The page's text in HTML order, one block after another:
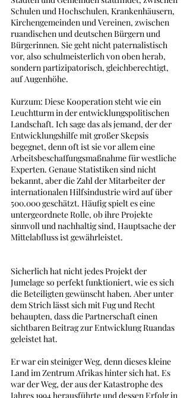
Schulen und Hochschulen, Krankenhäusern,
Kirchengemeinden und Vereinen, zwischen
ruandischen und deutschen Bürgern und
Bürgerinnen. Sie geht nicht paternalistisch
vor, also schulmeisterlich von oben herab,
sondern partizipatorisch, gleichberechtigt,
auf Augenhöhe.
Kurzum: Diese Kooperation steht wie ein
Leuchtturm in der entwicklungspolitischen
Landschaft. Ich sage das als jemand, der der
Entwicklungshilfe mit großer Skepsis
begegnet, denn oft ist sie vor allem eine
Arbeitsbeschaffungsmaßnahme für westliche
Experten. Genaue Statistiken sind nicht
bekannt, aber die Zahl der Mitarbeiter der
internationalen Hilfsindustrie wird auf über
500.000 geschätzt. Häufig spielt es eine
untergeordnete Rolle, ob ihre Projekte
sinnvoll und nachhaltig sind, Hauptsache der
Mittelabfluss ist gewährleistet.
Sicherlich hat nicht jedes Projekt der
Jumelage so perfekt funktioniert, wie es sich
die Beteiligten gewünscht haben. Aber unter
dem Strich lässt sich mit Fug und Recht
behaupten, dass die Partnerschaft einen
sichtbaren Beitrag zur Entwicklung Ruandas
geleistet hat.
Er war ein steiniger Weg, denn dieses kleine
Land im Zentrum Afrikas hinter sich hat. Es
war der Weg, der aus der Katastrophe des
Jahres 1994 herausführte und dessen Erfolg in